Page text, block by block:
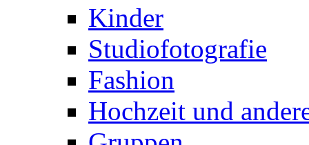
Kinder
Studiofotografie
Fashion
Hochzeit und